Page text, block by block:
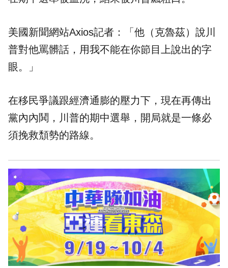
美國新聞網站Axios記者：「他（克魯茲）說川
普對他罵髒話，用我不能在你節目上說出的字
眼。」
在移民爭議跟經濟通膨的壓力下，現在再傳出
黨內內鬨，川普的期中選舉，開局就是一條必
須挽救頹勢的路線。